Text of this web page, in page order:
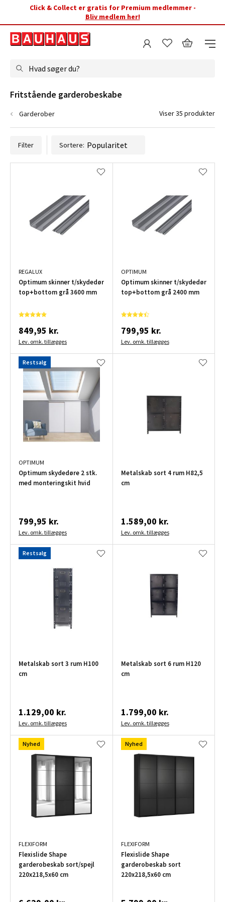
Click & Collect er gratis for Premium medlemmer -
Bliv medlem her!
Hvad søger du?
Filter Sortere:
REGALUX
Optimum skinner t/skydedør
top+bottom grå 3600 mm
849,95 kr.
Lev. omk. tillægges
OPTIMUM
Optimum skinner t/skydedør
top+bottom grå 2400 mm
799,95 kr.
Lev. omk. tillægges
Restsalg
OPTIMUM
Optimum skydedøre 2 stk.
med monteringskit hvid
799,95 kr.
Lev. omk. tillægges
Metalskab sort 4 rum H82,5
cm
1.589,00 kr.
Lev. omk. tillægges
Restsalg
Metalskab sort 3 rum H100
cm
1.129,00 kr.
Lev. omk. tillægges
Metalskab sort 6 rum H120
cm
1.799,00 kr.
Lev. omk. tillægges
Nyhed
FLEXIFORM
Flexislide Shape
garderobeskab sort/spejl
220x218,5x60 cm
Nyhed
FLEXIFORM
Flexislide Shape
garderobeskab sort
220x218,5x60 cm
Fritstående garderobeskabe
Garderober Viser 35 produkter